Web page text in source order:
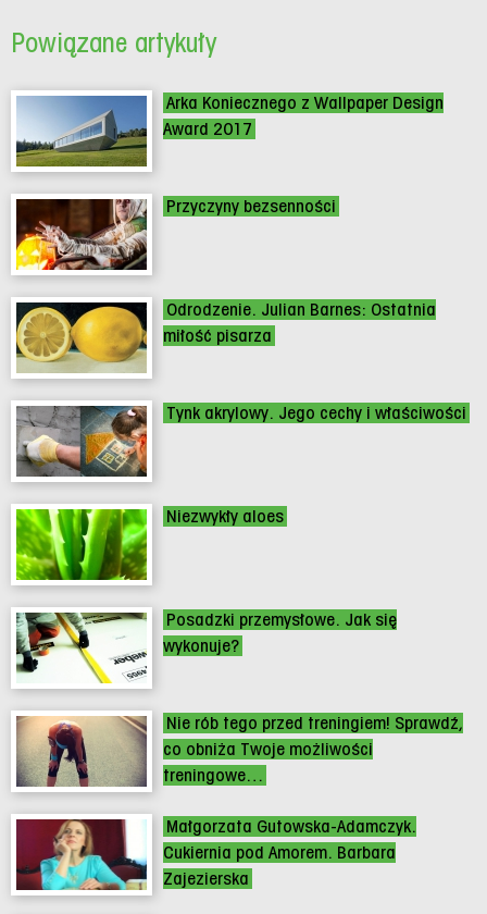
Powiązane artykuły
Arka Koniecznego z Wallpaper Design
Award 2017
Przyczyny bezsenności
Odrodzenie. Julian Barnes: Ostatnia
miłość pisarza
Tynk akrylowy. Jego cechy i właściwości
Niezwykły aloes
Posadzki przemysłowe. Jak się
wykonuje?
Nie rób tego przed treningiem! Sprawdź,
co obniża Twoje możliwości
treningowe…
Małgorzata Gutowska-Adamczyk.
Cukiernia pod Amorem. Barbara
Zajezierska